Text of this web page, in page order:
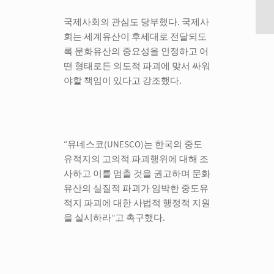
국제사회의 관심도 당부했다. 국제사
회는 세계유산이 후세대로 전달되도
록 문화유산의 중요성을 인정하고 어
떤 형태로든 의도적 파괴에 맞서 싸워
야할 책임이 있다고 강조했다.
“유네스코(UNESCO)는 한국의 중도
유적지의 고의적 파괴행위에 대해 조
사하고 이를 멈출 것을 권고하며 문화
유산의 실질적 파괴가 임박한 중도유
적지 파괴에 대한 사법적 행정적 지원
을 실시하라”고 촉구했다.